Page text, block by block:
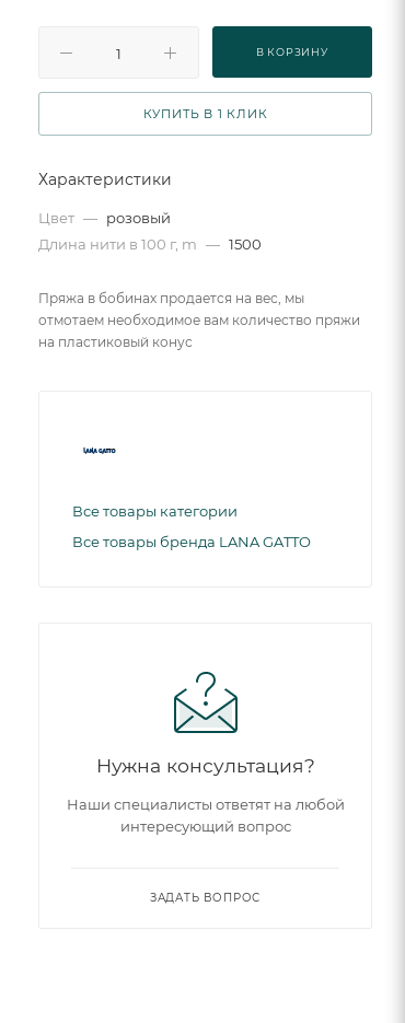
В КОРЗИНУ
КУПИТЬ В 1 КЛИК
Характеристики
Цвет — розовый
Длина нити в 100 г, m — 1500
Пряжа в бобинах продается на вес, мы
отмотаем необходимое вам количество пряжи
на пластиковый конус
Все товары категории
Все товары бренда LANA GATTO
Нужна консультация?
Наши специалисты ответят на любой
интересующий вопрос
ЗАДАТЬ ВОПРОС